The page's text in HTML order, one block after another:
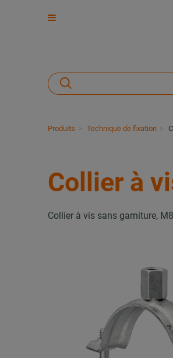
Produits Technique de fixation
Collier à
Collier à vis sans garniture,